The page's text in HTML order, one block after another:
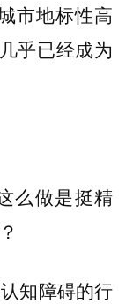
市地标性高
乎已经成为
么做是挺精
知障碍的行